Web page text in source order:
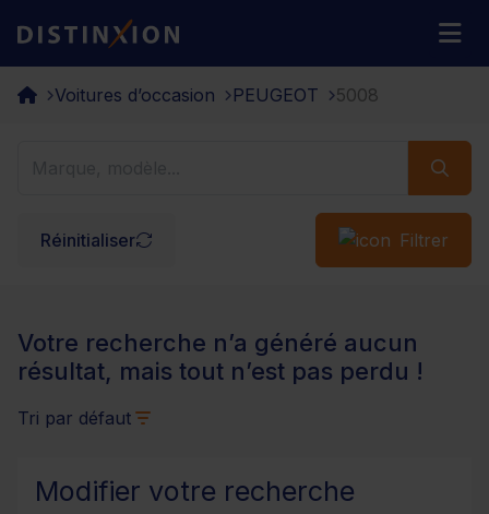
Distinxion
Voitures d’occasion PEUGEOT 5008
Réinitialiser Filtrer
Votre recherche n’a généré aucun
résultat, mais tout n’est pas perdu !
Tri par défaut
Modifier votre recherche